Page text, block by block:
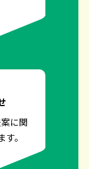
に関
。